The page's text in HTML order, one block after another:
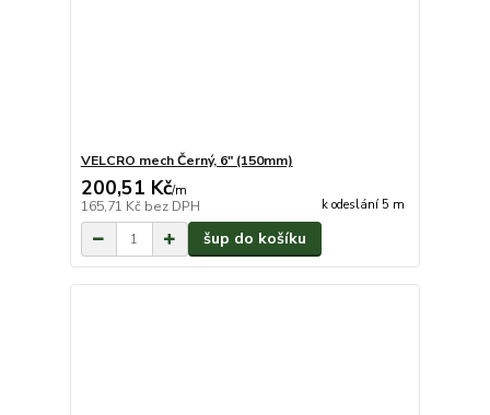
VELCRO mech Černý, 6" (150mm)
200,51 Kč/m
165,71 Kč bez DPH k odeslání 5 m
šup do košíku